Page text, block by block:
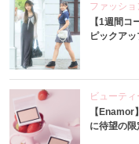
ファッショ
【1週間
ピックア
ビューティ
【
に待望の限